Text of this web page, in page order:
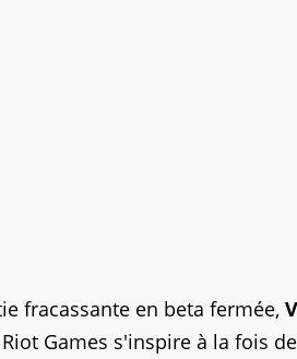
fracassante en beta fermée,
Games s'inspire à la fois